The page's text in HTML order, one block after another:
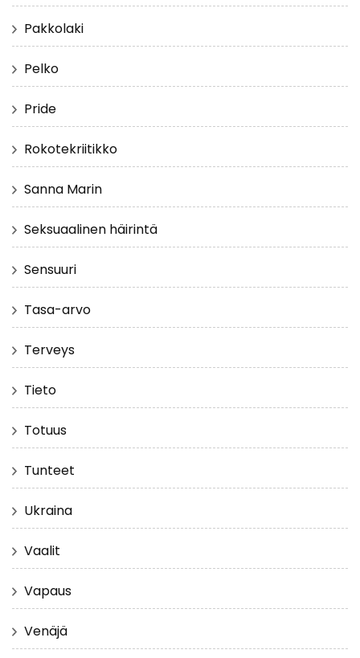
Pakkolaki
Pelko
Pride
Rokotekriitikko
Sanna Marin
Seksuaalinen häirintä
Sensuuri
Tasa-arvo
Terveys
Tieto
Totuus
Tunteet
Ukraina
Vaalit
Vapaus
Venäjä